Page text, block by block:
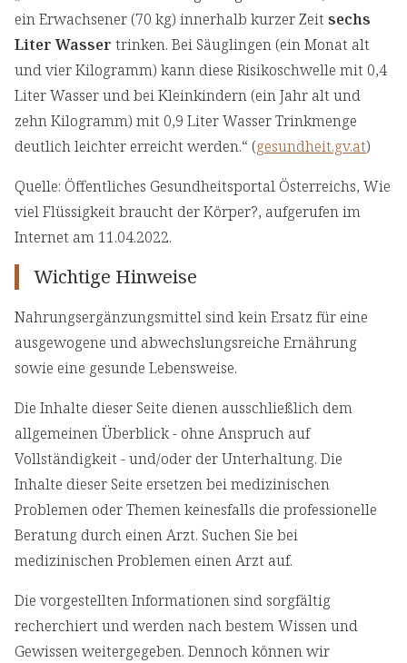
ein Erwachsener (70 kg) innerhalb kurzer Zeit sechs
Liter Wasser trinken. Bei Säuglingen (ein Monat alt
und vier Kilogramm) kann diese Risikoschwelle mit 0,4
Liter Wasser und bei Kleinkindern (ein Jahr alt und
zehn Kilogramm) mit 0,9 Liter Wasser Trinkmenge
deutlich leichter erreicht werden.“ (gesundheit.gv.at)
Quelle: Öffentliches Gesundheitsportal Österreichs, Wie
viel Flüssigkeit braucht der Körper?, aufgerufen im
Internet am 11.04.2022.
Wichtige Hinweise
Nahrungsergänzungsmittel sind kein Ersatz für eine
ausgewogene und abwechslungsreiche Ernährung
sowie eine gesunde Lebensweise.
Die Inhalte dieser Seite dienen ausschließlich dem
allgemeinen Überblick - ohne Anspruch auf
Vollständigkeit - und/oder der Unterhaltung. Die
Inhalte dieser Seite ersetzen bei medizinischen
Problemen oder Themen keinesfalls die professionelle
Beratung durch einen Arzt. Suchen Sie bei
medizinischen Problemen einen Arzt auf.
Die vorgestellten Informationen sind sorgfältig
recherchiert und werden nach bestem Wissen und
Gewissen weitergegeben. Dennoch können wir